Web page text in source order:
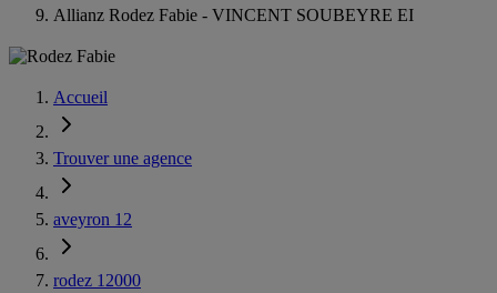
Allianz Rodez Fabie - VINCENT SOUBEYRE EI
Accueil
Trouver une agence
aveyron 12
rodez 12000